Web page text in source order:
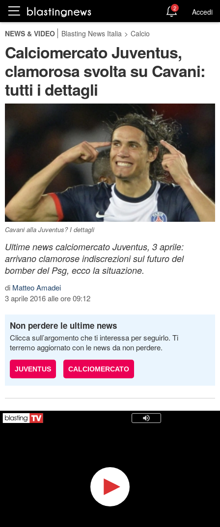
2 Accedi
NEWS & VIDEO Blasting News Italia > Calcio
Calciomercato Juventus,
clamorosa svolta su Cavani:
tutti i dettagli
Cavani alla Juventus? I dettagli
Ultime news calciomercato Juventus, 3 aprile:
arrivano clamorose indiscrezioni sul futuro del
bomber del Psg, ecco la situazione.
di Matteo Amadei
3 aprile 2016 alle ore 09:12
Non perdere le ultime news
Clicca sull’argomento che ti interessa per seguirlo. Ti
terremo aggiornato con le news da non perdere.
JUVENTUS CALCIOMERCATO